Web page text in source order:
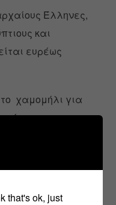
Έλληνες,
και
ευρέως
χαμομήλι για
, άγχος,
) και
αλλά δεν
στοιχεία που να
that's ok, just